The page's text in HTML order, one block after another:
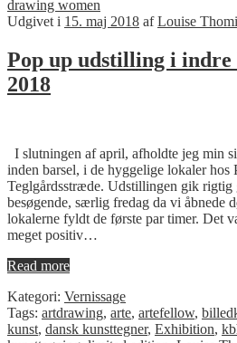
drawing women
Udgivet i 15. maj 2018 afLouise
Pop up udstilling i
2018
I slutningen af april, afholdte jeg min
inden barsel, i de hyggelige lokaler hos
Teglgårdsstræde. Udstillingen gik rigtig
besøgende, særlig fredag da vi åbnede
lokalerne fyldt de første par timer. Det
meget positiv…
Read more
Kategori: Vernissage
Tags: artdrawing, arte, artefellow,
kunst, dansk kunsttegner, Exhibition,